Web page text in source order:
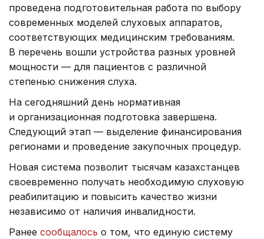
проведена подготовительная работа по выбору
современных моделей слуховых аппаратов,
соответствующих медицинским требованиям.
В перечень вошли устройства разных уровней
мощности — для пациентов с различной
степенью снижения слуха.
На сегодняшний день нормативная
и организационная подготовка завершена.
Следующий этап — выделение финансирования
регионами и проведение закупочных процедур.
Новая система позволит тысячам казахстанцев
своевременно получать необходимую слуховую
реабилитацию и повысить качество жизни
независимо от наличия инвалидности.
Ранее сообщалось о том, что единую систему